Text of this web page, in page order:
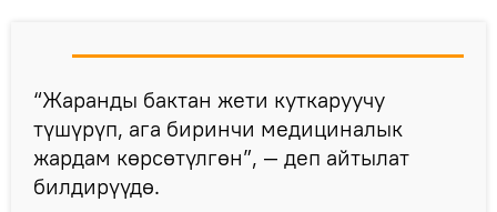
“Жаранды бактан жети куткаруучу
түшүрүп, ага биринчи медициналык
жардам көрсөтүлгөн”, — деп айтылат
билдирүүдө.